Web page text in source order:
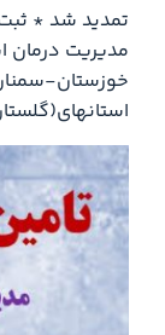
تمدید شد * ثبت
مدیریت درمان
خوزستان-